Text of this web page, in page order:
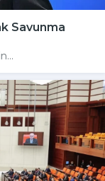
Savunma